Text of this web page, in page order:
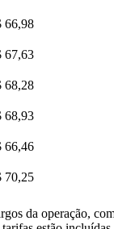
66,98
67,63
68,28
68,93
66,46
70,25
da operação,